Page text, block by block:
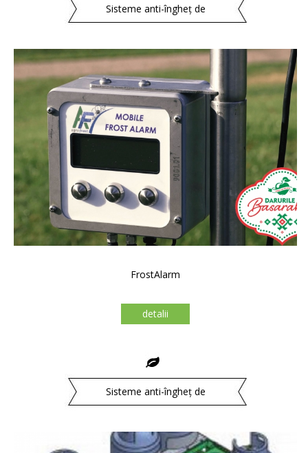
Sisteme anti-îngheț de
FrostAlarm
detalii
Sisteme anti-îngheț de